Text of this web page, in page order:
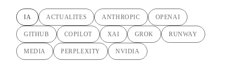
IA ACTUALITES ANTHROPIC OPENAI
GITHUB COPILOT XAI GROK RUNWAY
MEDIA PERPLEXITY NVIDIA